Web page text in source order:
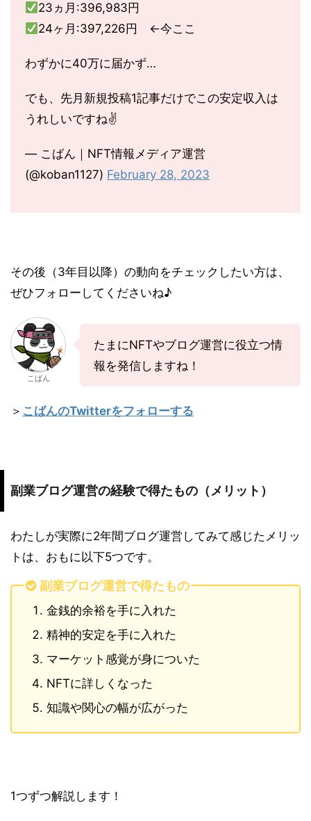
23ヵ月:396,983円
24ヶ月:397,226円 ←今ここ
わずかに40万に届かず…
でも、先月新規投稿1記事だけでこの安定収入は
うれしいですね✌️
— こばん｜NFT情報メディア運営
(@koban1127) February 28, 2023
その後（3年目以降）の動向をチェックしたい方は、
ぜひフォローしてくださいね♪
こばん
たまにNFTやブログ運営に役立つ情
報を発信しますね！
＞ こばんのTwitterをフォローする
副業ブログ運営の経験で得たもの（メリット）
わたしが実際に2年間ブログ運営してみて感じたメリッ
トは、おもに以下5つです。
副業ブログ運営で得たもの
金銭的余裕を手に入れた
精神的安定を手に入れた
マーケット感覚が身についた
NFTに詳しくなった
知識や関心の幅が広がった
1つずつ解説します！